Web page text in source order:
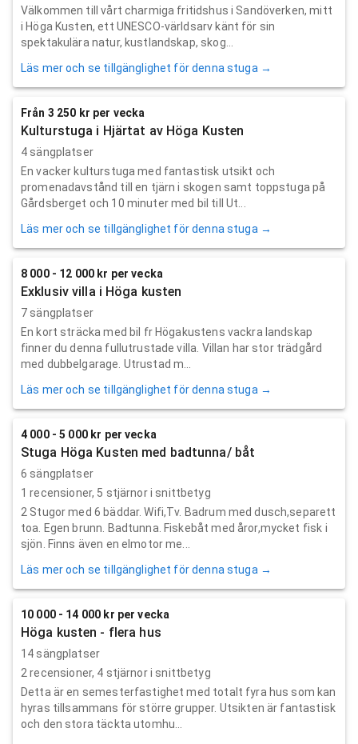
Välkommen till vårt charmiga fritidshus i Sandöverken, mitt
i Höga Kusten, ett UNESCO-världsarv känt för sin
spektakulära natur, kustlandskap, skog...
Läs mer och se tillgänglighet för denna stuga →
Från 3 250 kr per vecka
Kulturstuga i Hjärtat av Höga Kusten
4 sängplatser
En vacker kulturstuga med fantastisk utsikt och
promenadavstånd till en tjärn i skogen samt toppstuga på
Gårdsberget och 10 minuter med bil till Ut...
Läs mer och se tillgänglighet för denna stuga →
8 000 - 12 000 kr per vecka
Exklusiv villa i Höga kusten
7 sängplatser
En kort sträcka med bil fr Högakustens vackra landskap
finner du denna fullutrustade villa. Villan har stor trädgård
med dubbelgarage. Utrustad m...
Läs mer och se tillgänglighet för denna stuga →
4 000 - 5 000 kr per vecka
Stuga Höga Kusten med badtunna/ båt
6 sängplatser
1 recensioner, 5 stjärnor i snittbetyg
2 Stugor med 6 bäddar. Wifi,Tv. Badrum med dusch,separett
toa. Egen brunn. Badtunna. Fiskebåt med åror,mycket fisk i
sjön. Finns även en elmotor me...
Läs mer och se tillgänglighet för denna stuga →
10 000 - 14 000 kr per vecka
Höga kusten - flera hus
14 sängplatser
2 recensioner, 4 stjärnor i snittbetyg
Detta är en semesterfastighet med totalt fyra hus som kan
hyras tillsammans för större grupper. Utsikten är fantastisk
och den stora täckta utomhu...